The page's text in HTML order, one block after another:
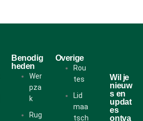
Benodig
heden
Wer
pza
k
Rug
Overige
Rou
tes
Lid
maa
tsch
Wil je
nieuw
s en
updat
es
ontva